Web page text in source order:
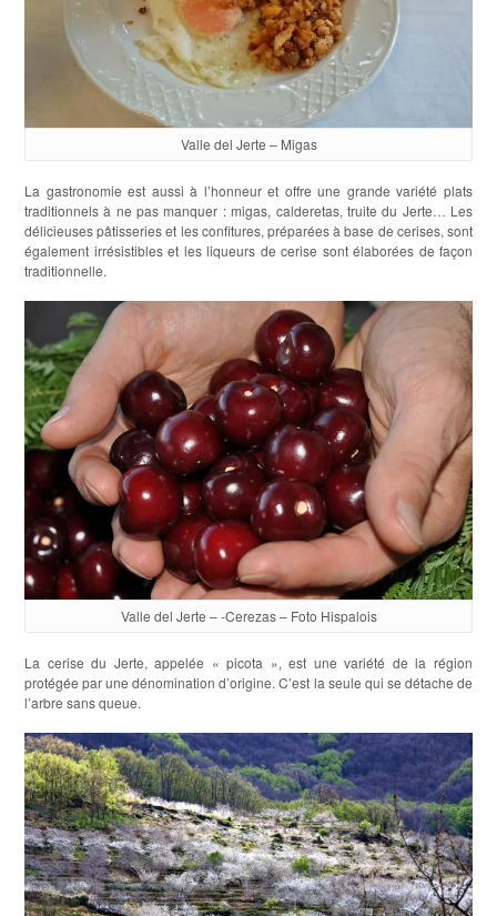
Valle del Jerte – Migas
La gastronomie est aussi à l’honneur et offre une grande variété plats
traditionnels à ne pas manquer : migas, calderetas, truite du Jerte… Les
délicieuses pâtisseries et les confitures, préparées à base de cerises, sont
également irrésistibles et les liqueurs de cerise sont élaborées de façon
traditionnelle.
Valle del Jerte – -Cerezas – Foto Hispalois
La cerise du Jerte, appelée « picota », est une variété de la région
protégée par une dénomination d’origine. C’est la seule qui se détache de
l’arbre sans queue.